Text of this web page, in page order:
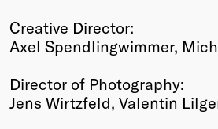
Creative Director:
Axel Spendlingwimmer,
Director of Photography:
Jens Wirtzfeld, Valentin